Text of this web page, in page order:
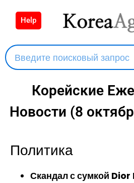
Help
Корейские
Новости (8
Политика
Скандал с сумкой Dior